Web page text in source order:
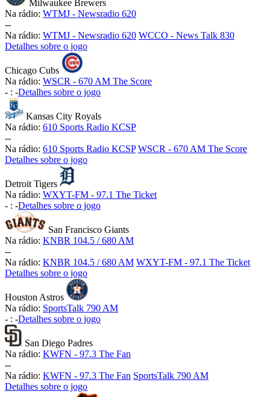
Milwaukee Brewers
Na rádio: WTMJ - Newsradio 620
--
Na rádio: WTMJ - Newsradio 620 WCCO - News Talk 830
Detalhes sobre o jogo
Chicago Cubs
Na rádio: WSCR - 670 AM The Score
- : -Detalhes sobre o jogo
Kansas City Royals
Na rádio: 610 Sports Radio KCSP
--
Na rádio: 610 Sports Radio KCSP WSCR - 670 AM The Score
Detalhes sobre o jogo
Detroit Tigers
Na rádio: WXYT-FM - 97.1 The Ticket
- : -Detalhes sobre o jogo
San Francisco Giants
Na rádio: KNBR 104.5 / 680 AM
--
Na rádio: KNBR 104.5 / 680 AM WXYT-FM - 97.1 The Ticket
Detalhes sobre o jogo
Houston Astros
Na rádio: SportsTalk 790 AM
- : -Detalhes sobre o jogo
San Diego Padres
Na rádio: KWFN - 97.3 The Fan
--
Na rádio: KWFN - 97.3 The Fan SportsTalk 790 AM
Detalhes sobre o jogo